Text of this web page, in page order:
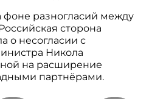
разногласий между
сторона
о несогласии с
Никола
на расширение
партнёрами.